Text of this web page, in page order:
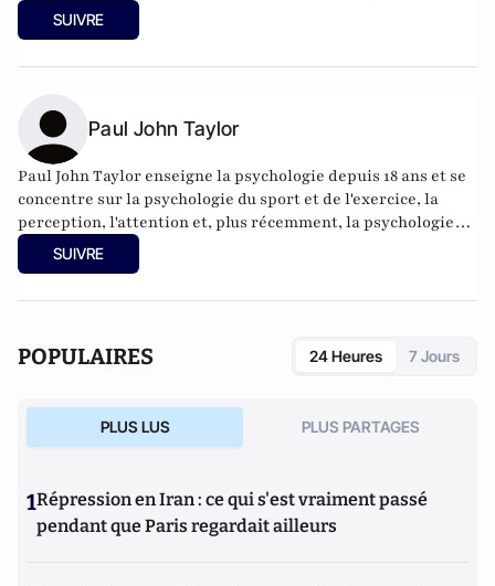
évidents de la collaboration entre les individus.
SUIVRE
Paul John Taylor
Paul John Taylor enseigne la psychologie depuis 18 ans et se
concentre sur la psychologie du sport et de l'exercice, la
perception, l'attention et, plus récemment, la psychologie
positive et l'application au sport d'une approche fondée sur
les points forts.
SUIVRE
POPULAIRES 24 Heures 7 Jours
PLUS LUS PLUS PARTAGES
1Répression en Iran : ce qui s'est vraiment passé
pendant que Paris regardait ailleurs